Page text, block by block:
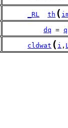
_RL th (
dq = q
cldwat ( i ,